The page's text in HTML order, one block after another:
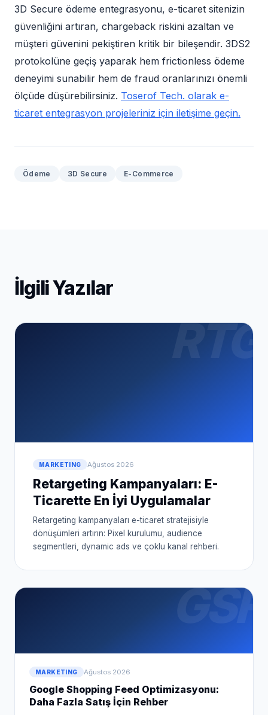
3D Secure ödeme entegrasyonu, e-ticaret sitenizin
güvenliğini artıran, chargeback riskini azaltan ve
müşteri güvenini pekiştiren kritik bir bileşendir. 3DS2
protokolüne geçiş yaparak hem frictionless ödeme
deneyimi sunabilir hem de fraud oranlarınızı önemli
ölçüde düşürebilirsiniz. Toserof Tech. olarak e-
ticaret entegrasyon projeleriniz için iletişime geçin.
Ödeme 3D Secure E-Commerce
İlgili Yazılar
RTG
MARKETING Ağustos 2026
Retargeting Kampanyaları: E-
Ticarette En İyi Uygulamalar
Retargeting kampanyaları e-ticaret stratejisiyle
dönüşümleri artırın: Pixel kurulumu, audience
segmentleri, dynamic ads ve çoklu kanal rehberi.
GSF
MARKETING Ağustos 2026
Google Shopping Feed Optimizasyonu:
Daha Fazla Satış İçin Rehber